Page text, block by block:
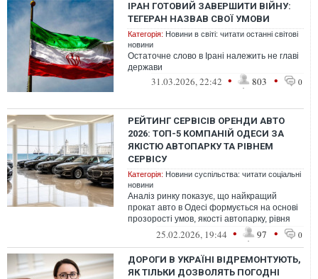
ІРАН ГОТОВИЙ ЗАВЕРШИТИ ВІЙНУ:
ТЕГЕРАН НАЗВАВ СВОЇ УМОВИ
Категорія: Новини в світі: читати останні світові
новини
Остаточне слово в Ірані належить не главі
держави
31.03.2026, 22:42 • 803 • 0
РЕЙТИНГ СЕРВІСІВ ОРЕНДИ АВТО
2026: ТОП-5 КОМПАНІЙ ОДЕСИ ЗА
ЯКІСТЮ АВТОПАРКУ ТА РІВНЕМ
СЕРВІСУ
Категорія: Новини суспільства: читати соціальні
новини
Аналіз ринку показує, що найкращий
прокат авто в Одесі формується на основі
прозорості умов, якості автопарку, рівня
сервісу та лояльності клієнтів
25.02.2026, 19:44 • 97 • 0
ДОРОГИ В УКРАЇНІ ВІДРЕМОНТУЮТЬ,
ЯК ТІЛЬКИ ДОЗВОЛЯТЬ ПОГОДНІ